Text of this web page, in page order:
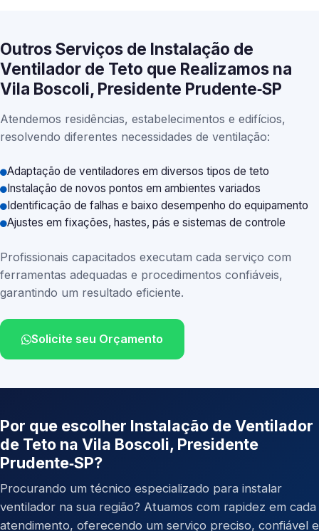
Outros Serviços de Instalação de
Ventilador de Teto que Realizamos na
Vila Boscoli, Presidente Prudente‑SP
Atendemos residências, estabelecimentos e edifícios,
resolvendo diferentes necessidades de ventilação:
Adaptação de ventiladores em diversos tipos de teto
Instalação de novos pontos em ambientes variados
Identificação de falhas e baixo desempenho do equipamento
Ajustes em fixações, hastes, pás e sistemas de controle
Profissionais capacitados executam cada serviço com
ferramentas adequadas e procedimentos confiáveis,
garantindo um resultado eficiente.
Solicite seu Orçamento
Por que escolher Instalação de Ventilador
de Teto na Vila Boscoli, Presidente
Prudente‑SP?
Procurando um técnico especializado para instalar
ventilador na sua região? Atuamos com rapidez em cada
atendimento, oferecendo um serviço preciso, confiável e